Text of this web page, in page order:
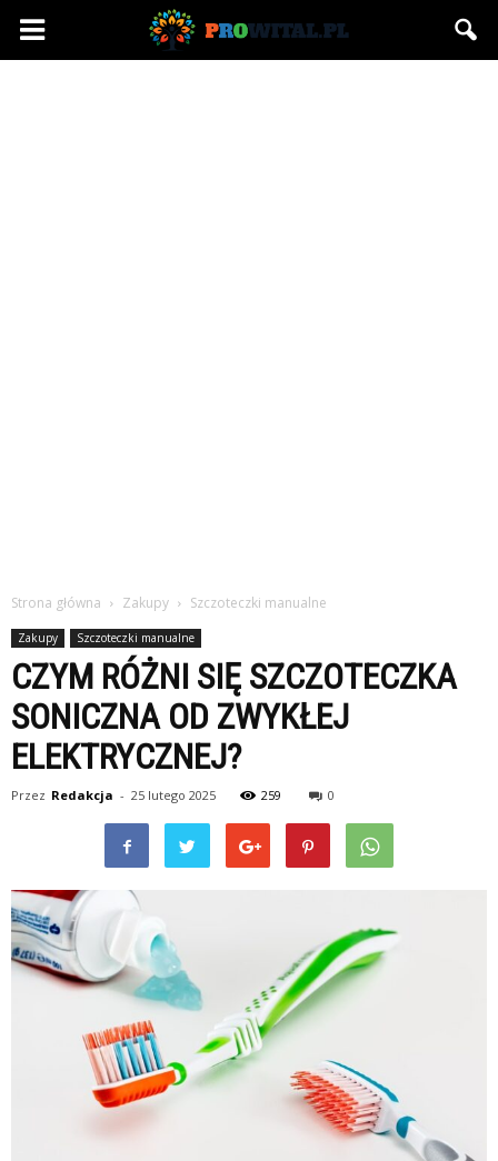
Prowital.pl
Strona główna Zakupy Szczoteczki manualne
Zakupy Szczoteczki manualne
CZYM RÓŻNI SIĘ SZCZOTECZKA
SONICZNA OD ZWYKŁEJ
ELEKTRYCZNEJ?
Przez Redakcja - 25 lutego 2025 259 0